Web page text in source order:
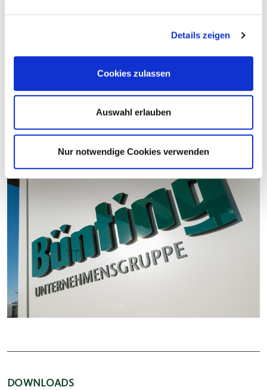
Details zeigen
Cookies zulassen
Auswahl erlauben
Nur notwendige Cookies verwenden
thematisiert – bei den Bürger:innen wird in diesem Segment
ZURÜCK ZUR ÜBERSICHT
BILDMATERIAL
DOWNLOADS